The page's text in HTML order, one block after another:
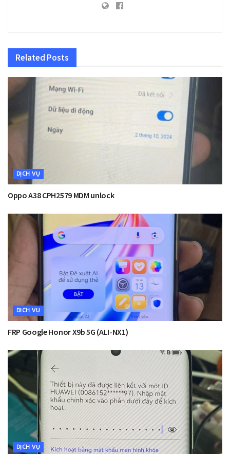
Related Posts
DỊCH VỤ
Oppo A38 CPH2579 MDM unlock
DỊCH VỤ
FRP Google Honor X9b 5G (ALI-NX1)
DỊCH VỤ